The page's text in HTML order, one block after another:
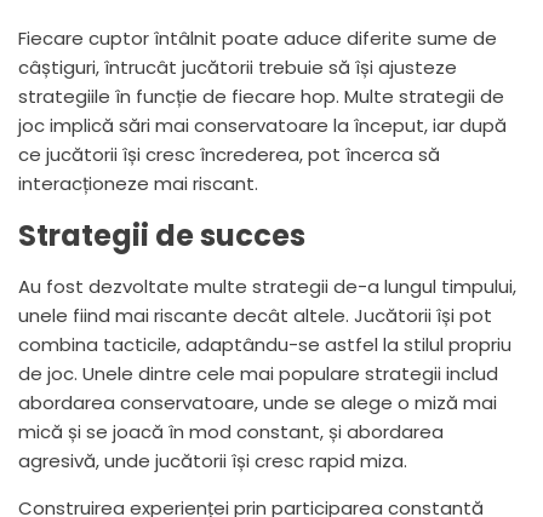
Fiecare cuptor întâlnit poate aduce diferite sume de
câștiguri, întrucât jucătorii trebuie să își ajusteze
strategiile în funcție de fiecare hop. Multe strategii de
joc implică sări mai conservatoare la început, iar după
ce jucătorii își cresc încrederea, pot încerca să
interacționeze mai riscant.
Strategii de succes
Au fost dezvoltate multe strategii de-a lungul timpului,
unele fiind mai riscante decât altele. Jucătorii își pot
combina tacticile, adaptându-se astfel la stilul propriu
de joc. Unele dintre cele mai populare strategii includ
abordarea conservatoare, unde se alege o miză mai
mică și se joacă în mod constant, și abordarea
agresivă, unde jucătorii își cresc rapid miza.
Construirea experienței prin participarea constantă